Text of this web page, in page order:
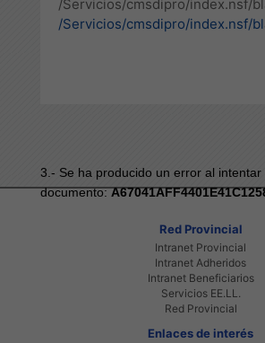
/Servicios/cmsdipro/index.nsf/
/Servicios/cmsdipro/index.nsf/
3.- Se ha producido un error al intentar
documento:
Red Provincial
Intranet Provincial
Intranet Adheridos
Intranet Beneficiarios
Servicios EE.LL.
Red Provincial
Enlaces de interés